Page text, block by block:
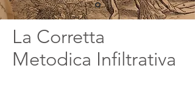
La Corretta
Metodica Infiltrativa